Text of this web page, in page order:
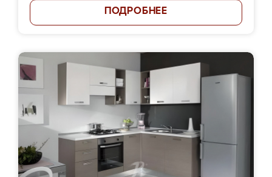
ПОДРОБНЕЕ